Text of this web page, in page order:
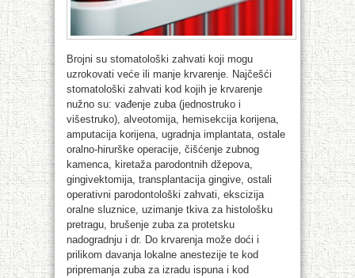
Brojni su stomatološki zahvati koji mogu
uzrokovati veće ili manje krvarenje. Najčešći
stomatološki zahvati kod kojih je krvarenje
nužno su: vađenje zuba (jednostruko i
višestruko), alveotomija, hemisekcija korijena,
amputacija korijena, ugradnja implantata, ostale
oralno-hirurške operacije, čišćenje zubnog
kamenca, kiretaža parodontnih džepova,
gingivektomija, transplantacija gingive, ostali
operativni parodontološki zahvati, ekscizija
oralne sluznice, uzimanje tkiva za histološku
pretragu, brušenje zuba za protetsku
nadogradnju i dr. Do krvarenja može doći i
prilikom davanja lokalne anestezije te kod
pripremanja zuba za izradu ispuna i kod